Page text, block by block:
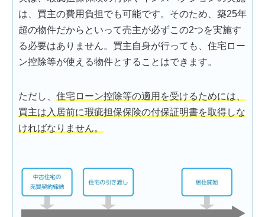
は、買主の費用負担でも可能です。そのため、築25年
超の物件だからといって売主が必ずこの2つを実施す
る必要はありません。買主自身が行っても、住宅ロー
ン控除等が使える物件とすることはできます。
ただし、 住宅ローン控除等の適用を受けるためには、
買主は入居前に瑕疵担保保険の付保証明書を取得しな
ければなりません。